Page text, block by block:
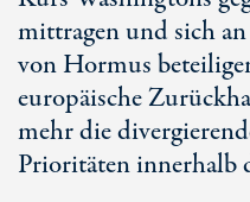
mittragen und sich
von Hormus
europäische
mehr die
Prioritäten innerhalb